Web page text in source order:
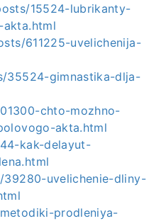
15524-lubrikanty-
611225-uvelichenija-
35524-gimnastika-dlja-
chto-mozhno-
akta.html
kak-delayut-
uvelichenie-dliny-
prodleniya-